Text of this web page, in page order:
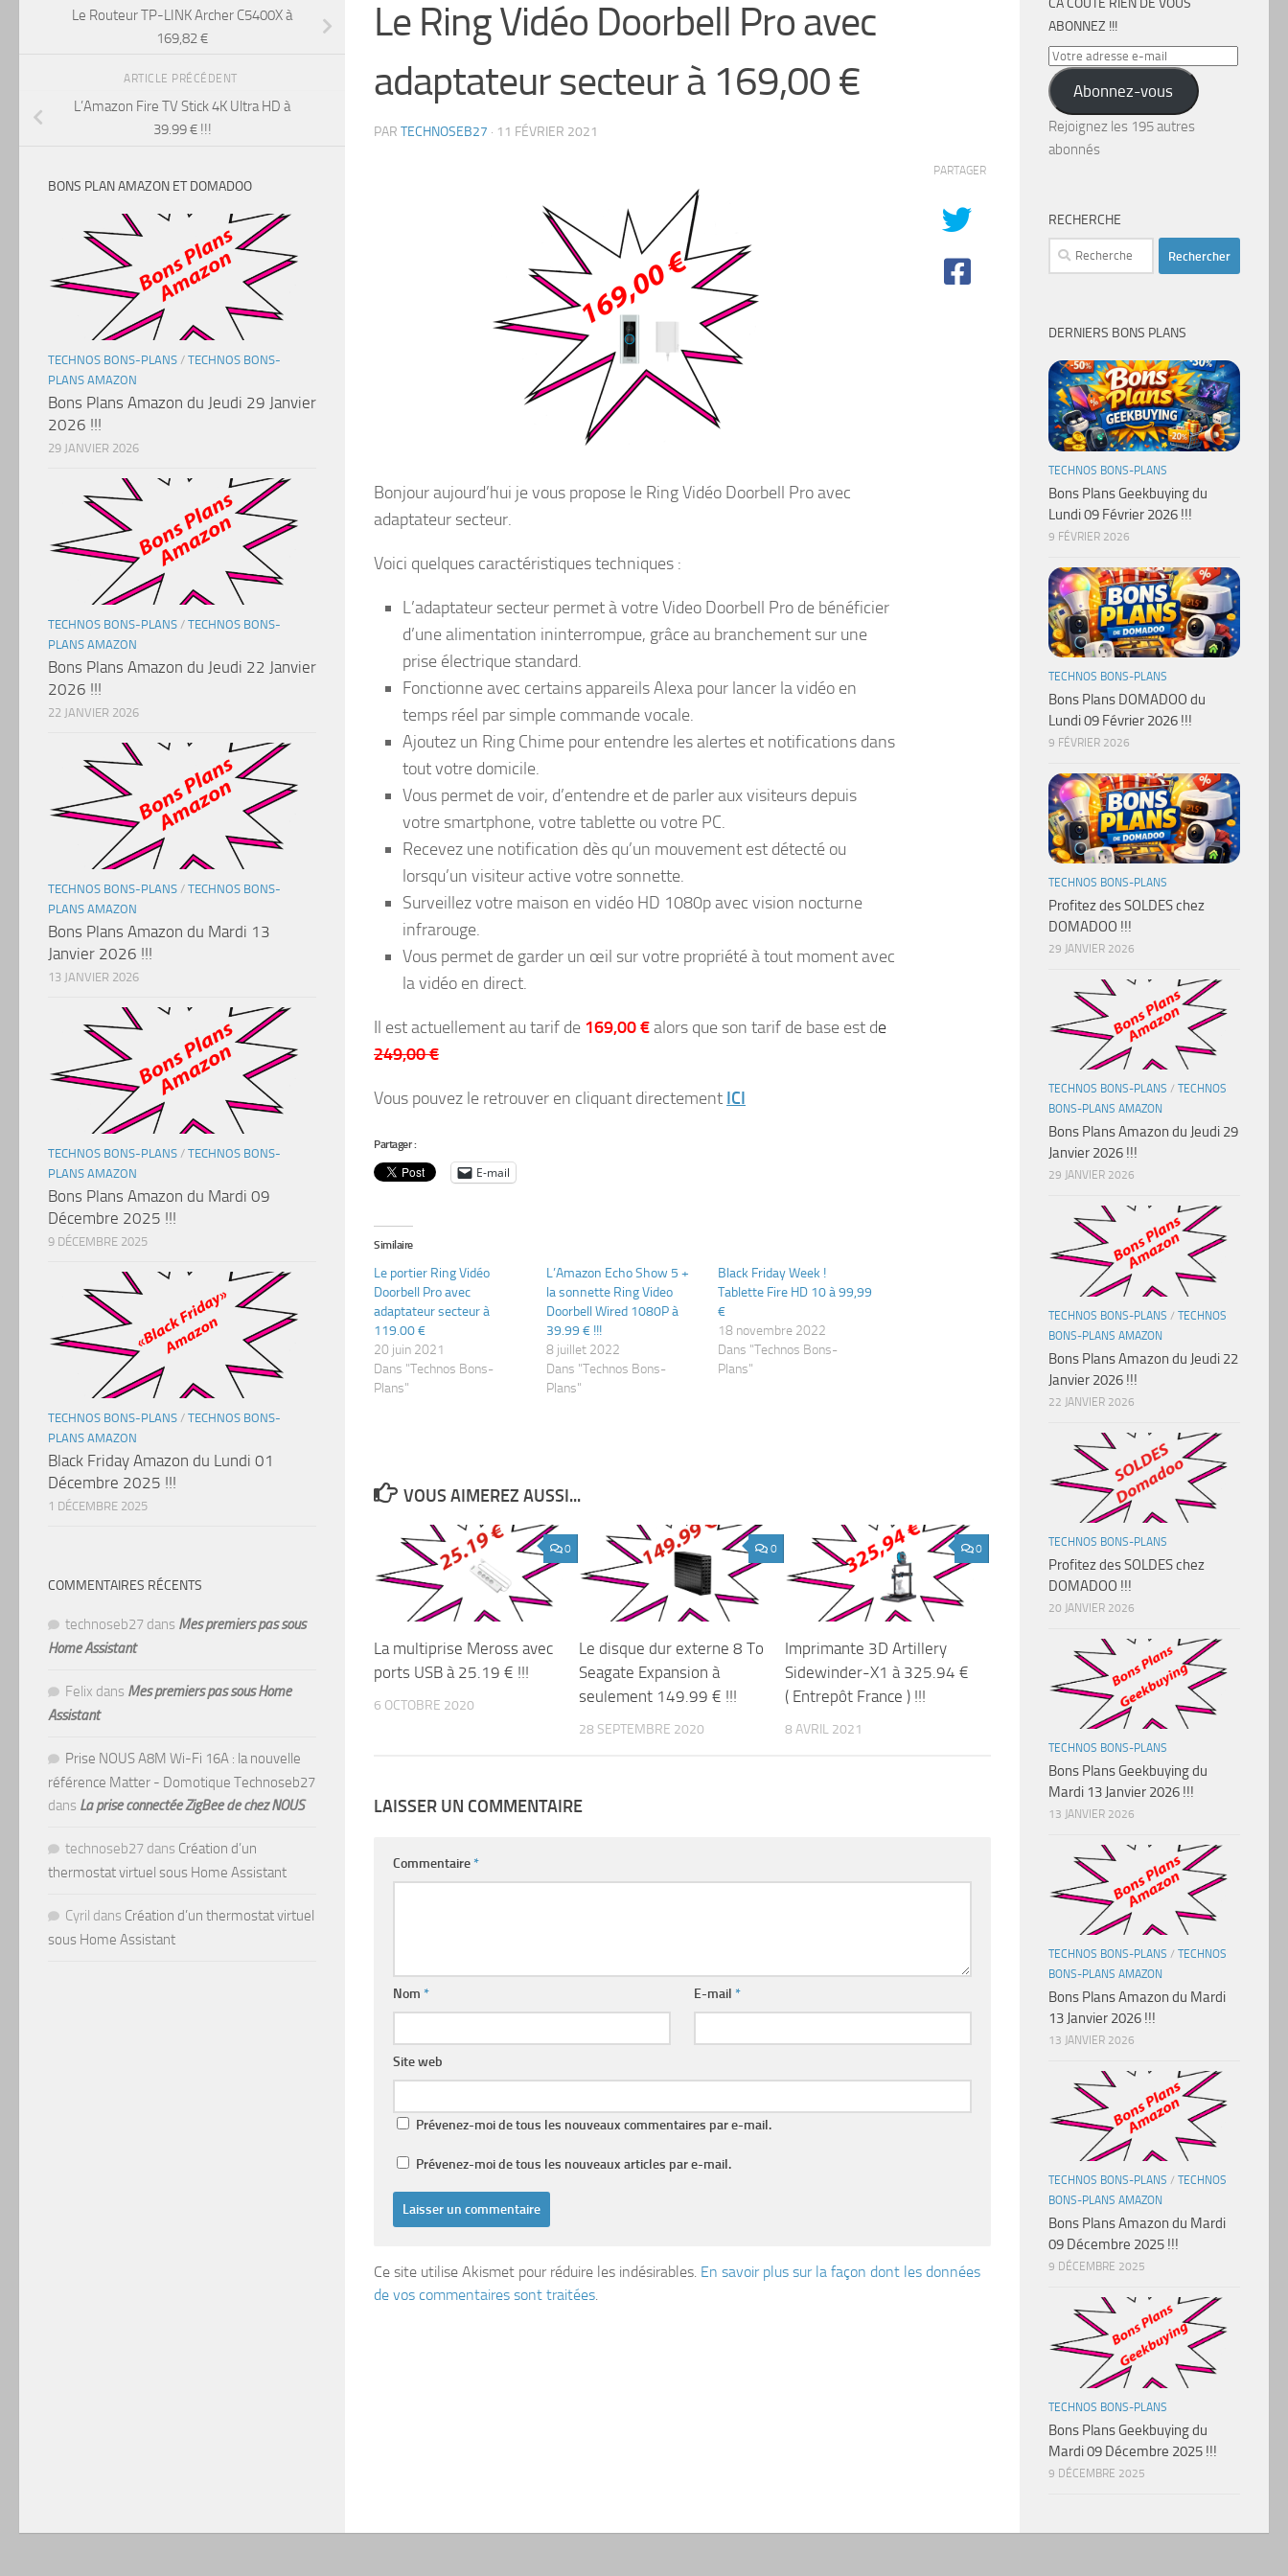
Le Ring Vidéo Doorbell Pro avec
adaptateur secteur à 169,00 €
PAR TECHNOSEB27 · 11 FÉVRIER 2021
Bonjour aujourd’hui je vous propose le Ring Vidéo Doorbell Pro avec
adaptateur secteur.
Voici quelques caractéristiques techniques :
L’adaptateur secteur permet à votre Video Doorbell Pro de bénéficier
d’une alimentation ininterrompue, grâce au branchement sur une
prise électrique standard.
Fonctionne avec certains appareils Alexa pour lancer la vidéo en
temps réel par simple commande vocale.
Ajoutez un Ring Chime pour entendre les alertes et notifications dans
tout votre domicile.
Vous permet de voir, d’entendre et de parler aux visiteurs depuis
votre smartphone, votre tablette ou votre PC.
Recevez une notification dès qu’un mouvement est détecté ou
lorsqu’un visiteur active votre sonnette.
Surveillez votre maison en vidéo HD 1080p avec vision nocturne
infrarouge.
Vous permet de garder un œil sur votre propriété à tout moment avec
la vidéo en direct.
Il est actuellement au tarif de 169,00 €alors que son tarif de base est de
249,00 €
Vous pouvez le retrouver en cliquant directement ICI
Partager :
E-mail
Similaire
Le portier Ring Vidéo
Doorbell Pro avec
adaptateur secteur à
119.00 €
20 juin 2021
Dans "Technos Bons-
Plans"
L’Amazon Echo Show 5 +
la sonnette Ring Video
Doorbell Wired 1080P à
39.99 € !!!
8 juillet 2022
Dans "Technos Bons-
Plans"
Black Friday Week !
Tablette Fire HD 10 à 99,99
€
18 novembre 2022
Dans "Technos Bons-
Plans"
PARTAGER
VOUS AIMEREZ AUSSI...
0
La multiprise Meross avec
ports USB à 25.19 € !!!
6 OCTOBRE 2020
0
Le disque dur externe 8 To
Seagate Expansion à
seulement 149.99 € !!!
28 SEPTEMBRE 2020
0
Imprimante 3D Artillery
Sidewinder-X1 à 325.94 €
( Entrepôt France ) !!!
8 AVRIL 2021
LAISSER UN COMMENTAIRE
Commentaire*
Nom * E-mail*
Site web
Prévenez-moi de tous les nouveaux commentaires par e-mail.
Prévenez-moi de tous les nouveaux articles par e-mail.
Ce site utilise Akismet pour réduire les indésirables. En savoir plus sur la façon dont les données
de vos commentaires sont traitées
Le Routeur TP-LINK Archer C5400X à
169,82 €
ARTICLE PRÉCÉDENT
L’Amazon Fire TV Stick 4K Ultra HD à
39.99 € !!!
BONS PLAN AMAZON ET DOMADOO
TECHNOS BONS-PLANS / TECHNOS BONS-
PLANS AMAZON
Bons Plans Amazon du Jeudi 29 Janvier
2026 !!!
29 JANVIER 2026
TECHNOS BONS-PLANS / TECHNOS BONS-
PLANS AMAZON
Bons Plans Amazon du Jeudi 22 Janvier
2026 !!!
22 JANVIER 2026
TECHNOS BONS-PLANS / TECHNOS BONS-
PLANS AMAZON
Bons Plans Amazon du Mardi 13
Janvier 2026 !!!
13 JANVIER 2026
TECHNOS BONS-PLANS / TECHNOS BONS-
PLANS AMAZON
Bons Plans Amazon du Mardi 09
Décembre 2025 !!!
9 DÉCEMBRE 2025
TECHNOS BONS-PLANS / TECHNOS BONS-
PLANS AMAZON
Black Friday Amazon du Lundi 01
Décembre 2025 !!!
1 DÉCEMBRE 2025
COMMENTAIRES RÉCENTS
technoseb27 dans Mes premiers pas sous
Home Assistant
Felix dans Mes premiers pas sous Home
Assistant
Prise NOUS A8M Wi-Fi 16A : la nouvelle
référence Matter - Domotique Technoseb27
dans La prise connectée ZigBee de chez NOUS
technoseb27 dans Création d’un
thermostat virtuel sous Home Assistant
Cyril dans Création d’un thermostat virtuel
sous Home Assistant
CA COÛTE RIEN DE VOUS
ABONNEZ !!!
Votre
adresse
e-
mail
Abonnez-vous
Rejoignez les 195 autres
abonnés
RECHERCHE
Rechercher :
DERNIERS BONS PLANS
TECHNOS BONS-PLANS
Bons Plans Geekbuying du
Lundi 09 Février 2026 !!!
9 FÉVRIER 2026
TECHNOS BONS-PLANS
Bons Plans DOMADOO du
Lundi 09 Février 2026 !!!
9 FÉVRIER 2026
TECHNOS BONS-PLANS
Profitez des SOLDES chez
DOMADOO !!!
29 JANVIER 2026
TECHNOS BONS-PLANS / TECHNOS
BONS-PLANS AMAZON
Bons Plans Amazon du Jeudi 29
Janvier 2026 !!!
29 JANVIER 2026
TECHNOS BONS-PLANS / TECHNOS
BONS-PLANS AMAZON
Bons Plans Amazon du Jeudi 22
Janvier 2026 !!!
22 JANVIER 2026
TECHNOS BONS-PLANS
Profitez des SOLDES chez
DOMADOO !!!
20 JANVIER 2026
TECHNOS BONS-PLANS
Bons Plans Geekbuying du
Mardi 13 Janvier 2026 !!!
13 JANVIER 2026
TECHNOS BONS-PLANS / TECHNOS
BONS-PLANS AMAZON
Bons Plans Amazon du Mardi
13 Janvier 2026 !!!
13 JANVIER 2026
TECHNOS BONS-PLANS / TECHNOS
BONS-PLANS AMAZON
Bons Plans Amazon du Mardi
09 Décembre 2025 !!!
9 DÉCEMBRE 2025
TECHNOS BONS-PLANS
Bons Plans Geekbuying du
Mardi 09 Décembre 2025 !!!
9 DÉCEMBRE 2025